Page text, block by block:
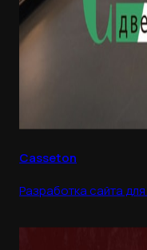
Casseton
Разработка сайта